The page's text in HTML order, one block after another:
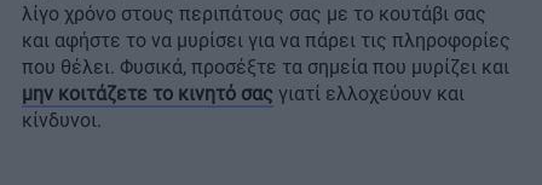
λίγο χρόνο στους περιπάτους σας με το κουτάβι σας
και αφήστε το να μυρίσει για να πάρει τις πληροφορίες
που θέλει. Φυσικά, προσέξτε τα σημεία που μυρίζει και
μην κοιτάζετε το κινητό σας γιατί ελλοχεύουν και
κίνδυνοι.